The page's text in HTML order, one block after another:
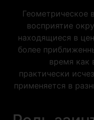
Геометрическое
восприятие
находящиеся в
более
время как
практически
применяется в